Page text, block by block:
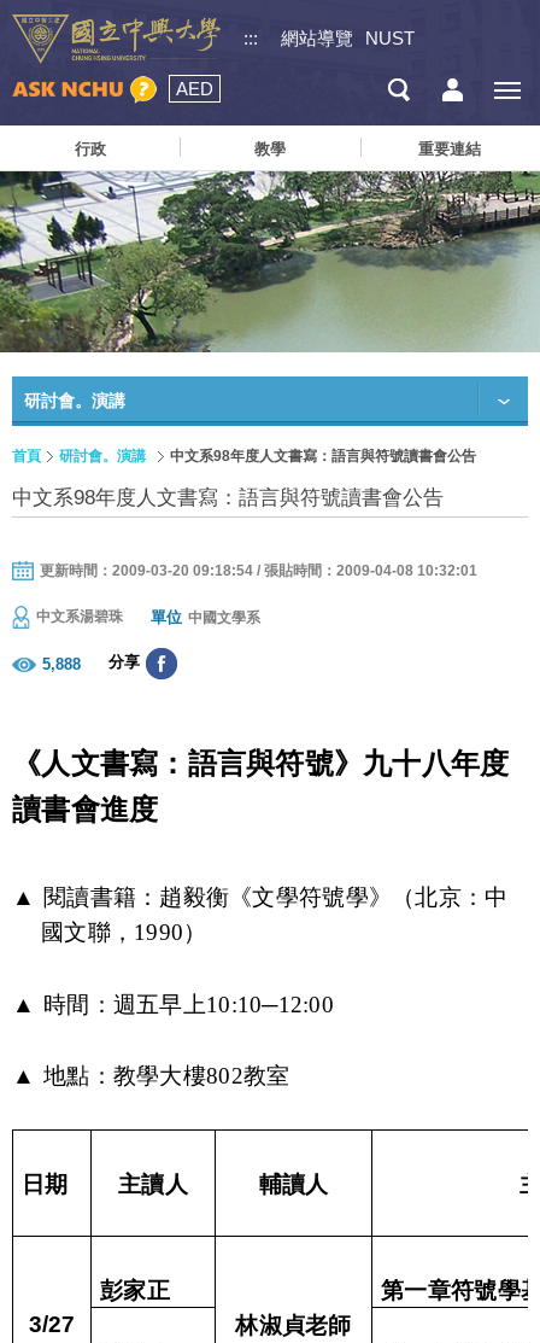
::: 網站導覽 NUST
AED
行政 教學 重要連結
研討會。演講
首頁 研討會。演講 中文系98年度人文書寫：語言與符號讀書會公告
中文系98年度人文書寫：語言與符號讀書會公告
更新時間：2009-03-20 09:18:54 / 張貼時間：2009-04-08 10:32:01
中文系湯碧珠 單位 中國文學系
5,888 分享
《人文書寫：語言與符號》九十八年度
讀書會進度
▲ 閱讀書籍：趙毅衡《文學符號學》（北京：中
國文聯， 1990）
▲ 時間：週五早上10:10─12:00
▲ 地點：教學大樓802教室
日期 主讀人 輔讀人
3/27
彭家正
林淑貞老師
第一章符號學